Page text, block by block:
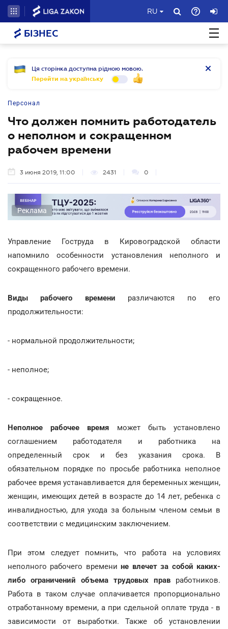
RU
БІЗНЕС
Ця сторінка доступна рідною мовою.
Перейти на українську
Персонал
Что должен помнить работодатель
о неполном и сокращенном
рабочем времени
3 июня 2019, 11:00 2431 0
Реклама
Управление Гоструда в Кировоградской области
напомнило особенности установления неполного и
сокращенного рабочего времени.
Виды рабочего времени различаются по его
продолжительности:
- нормальной продолжительности;
- неполное;
- сокращенное.
Неполное рабочее время может быть установлено
соглашением работодателя и работника на
определенный срок и без указания срока. В
обязательном порядке по просьбе работника неполное
рабочее время устанавливается для беременных женщин,
женщин, имеющих детей в возрасте до 14 лет, ребенка с
инвалидностью, для ухода за больным членом семьи в
соответствии с медицинским заключением.
При этом следует помнить, что работа на условиях
неполного рабочего временине влечет за собой каких-
либо ограничений объема трудовых прав работников.
Работа в таком случае оплачивается пропорционально
отработанному времени, а при сдельной оплате труда - в
зависимости от выработки. Также об установлении